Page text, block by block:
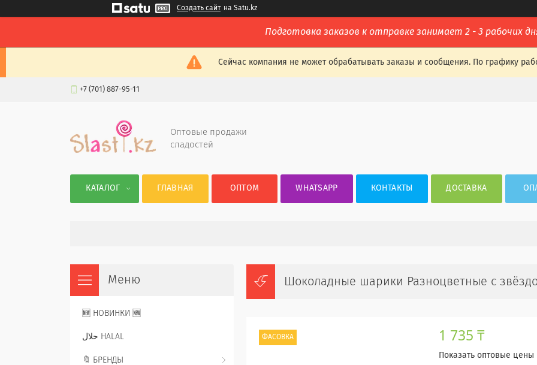
Создать сайт на Satu.kz
Подготовка заказов к отправке занимает 2 - 3 рабочих
Сейчас компания не может обрабатывать заказы и сообщения. По графику
+7 (701) 887-95-11
Оптовые продажи
сладостей
КАТАЛОГ ГЛАВНАЯ ОПТОМ WHATSAPP КОНТАКТЫ ДОСТАВКА
Шоколадные шарики Разноцветные с
ФАСОВКА 1 735 ₸
Показать оптовые цены
🆕 НОВИНКИ 🆕
حلال HALAL
🔖 БРЕНДЫ